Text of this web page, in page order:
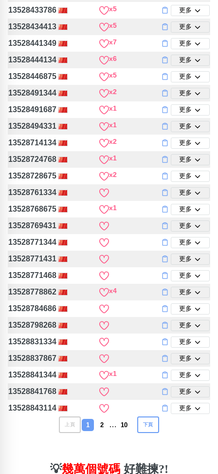
13528433786 x5 更多
13528434413 x5 更多
13528441349 x7 更多
13528444134 x6 更多
13528446875 x5 更多
13528491344 x2 更多
13528491687 x1 更多
13528494331 x1 更多
13528714134 x2 更多
13528724768 x1 更多
13528728675 x2 更多
13528761334 更多
13528768675 x1 更多
13528769431 更多
13528771344 更多
13528771431 更多
13528771468 更多
13528778862 x4 更多
13528784686 更多
13528798268 更多
13528831334 更多
13528837867 更多
13528841344 x1 更多
13528841768 更多
13528843114 更多
上頁 1 2 … 10 下頁
💡幾萬個號碼 好難揀?!